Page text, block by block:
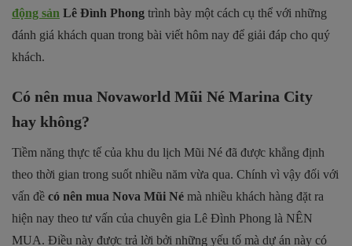
động sản Lê Đình Phong trình bày một cách cụ thể với những
đánh giá khách quan trong bài viết hôm nay để giải đáp cho quý
khách.
Có nên mua Novaworld Mũi Né Marina City
hay không?
Tiềm năng thực tế của khu du lịch Mũi Né đã được khẳng định
theo thời gian trong suốt nhiều năm vừa qua. Chính vì vậy đối với
vấn đề có nên mua Nova Mũi Né mà nhiều khách hàng đặt ra
hiện nay theo tư vấn của chuyên gia Lê Đình Phong là NÊN
MUA. Điều này được trả lời bởi những yếu tố mà dự án này có